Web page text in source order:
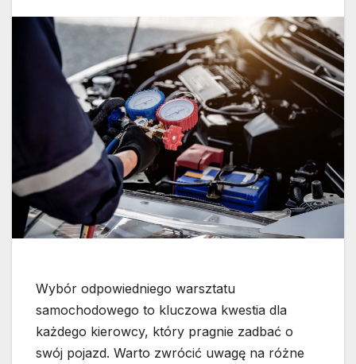
Wybór odpowiedniego warsztatu
samochodowego to kluczowa kwestia dla
każdego kierowcy, który pragnie zadbać o
swój pojazd. Warto zwrócić uwagę na różne